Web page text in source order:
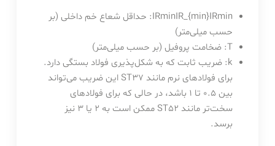
IRminIR_{min}IRmin
: حداقل شعاع خم داخلی (بر
حسب میلی‌متر)
T: ضخامت پروفیل (بر حسب میلی‌متر)
k: ضریب ثابت که به شکل‌پذیری فولاد بستگی دارد.
برای فولادهای نرم مانند ST37 این ضریب می‌تواند
بین 0.5 تا 1 باشد، در حالی که برای فولادهای
سخت‌تر مانند ST52 ممکن است به 2 یا 3 نیز
برسد.